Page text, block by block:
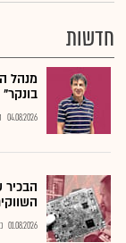
חדשות
מנהל
בונקר"
04.08.2026
הבכיר
01.08.2026